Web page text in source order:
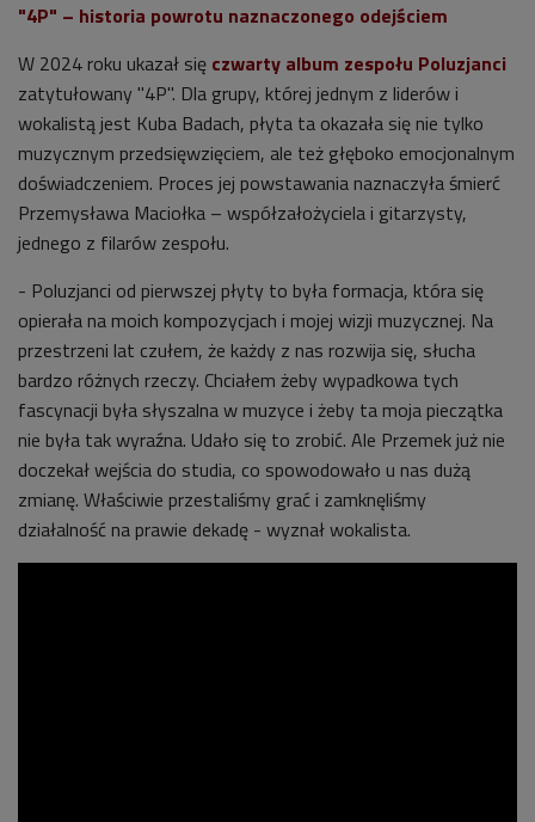
"4P" – historia powrotu naznaczonego odejściem
W 2024 roku ukazał się czwarty album zespołu Poluzjanci
zatytułowany "4P". Dla grupy, której jednym z liderów i
wokalistą jest Kuba Badach, płyta ta okazała się nie tylko
muzycznym przedsięwzięciem, ale też głęboko emocjonalnym
doświadczeniem. Proces jej powstawania naznaczyła śmierć
Przemysława Maciołka – współzałożyciela i gitarzysty,
jednego z filarów zespołu.
- Poluzjanci od pierwszej płyty to była formacja, która się
opierała na moich kompozycjach i mojej wizji muzycznej. Na
przestrzeni lat czułem, że każdy z nas rozwija się, słucha
bardzo różnych rzeczy. Chciałem żeby wypadkowa tych
fascynacji była słyszalna w muzyce i żeby ta moja pieczątka
nie była tak wyraźna. Udało się to zrobić. Ale Przemek już nie
doczekał wejścia do studia, co spowodowało u nas dużą
zmianę. Właściwie przestaliśmy grać i zamknęliśmy
działalność na prawie dekadę - wyznał wokalista.